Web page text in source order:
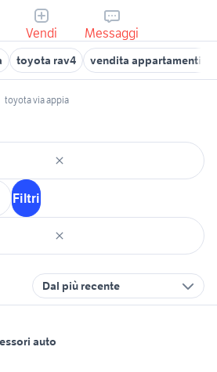
Vendi Messaggi
toyota rav4 vendita appartamenti
toyota via appia
Filtri
Dal più recente
auto